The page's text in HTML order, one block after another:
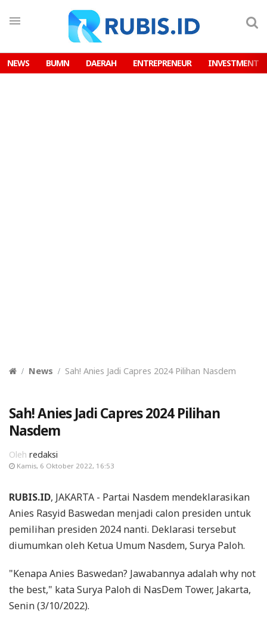
NEWS BUMN DAERAH ENTREPRENEUR INVESTMENT
News Sah! Anies Jadi Capres 2024 Pilihan Nasdem
Sah! Anies Jadi Capres 2024 Pilihan
Nasdem
Oleh redaksi
Kamis, 6 Oktober 2022, 16:53
RUBIS.ID, JAKARTA - Partai Nasdem mendeklarasikan
Anies Rasyid Baswedan menjadi calon presiden untuk
pemilihan presiden 2024 nanti. Deklarasi tersebut
diumumkan oleh Ketua Umum Nasdem, Surya Paloh.
"Kenapa Anies Baswedan? Jawabannya adalah why not
the best," kata Surya Paloh di NasDem Tower, Jakarta,
Senin (3/10/2022).